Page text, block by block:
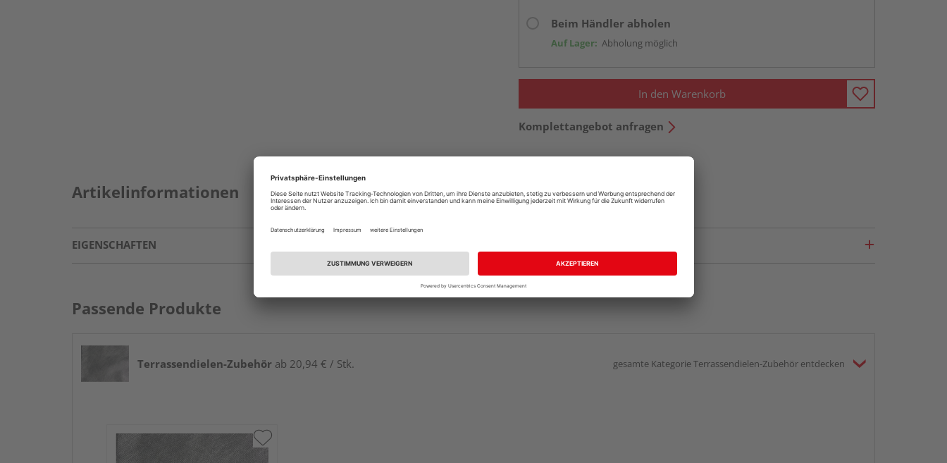
Beim Händler abholen
Auf Lager: Abholung möglich
In den Warenkorb
Komplettangebot anfragen
Artikelinformationen
EIGENSCHAFTEN
Passende Produkte
Terrassendielen-Zubehör ab 20,94 € / Stk. gesamte Kategorie Terrassendielen-Zubehör entdecken